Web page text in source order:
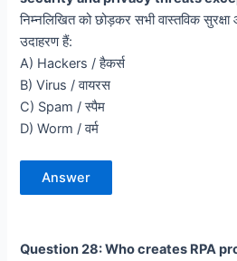
निम्नलिखित को छोड़कर सभी वास्तविक
उदाहरण हैं:
A) Hackers / हैकर्स
B) Virus / वायरस
C) Spam / स्पैम
D) Worm / वर्म
Answer
Question 28: Who creates RPA